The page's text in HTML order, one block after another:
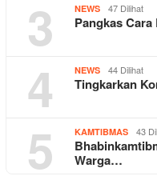
3 NEWS 47 Dilihat
Pangkas
4 NEWS 44 Dilihat
Tingkarkan
5 KAMTIBMAS 43
Warga…